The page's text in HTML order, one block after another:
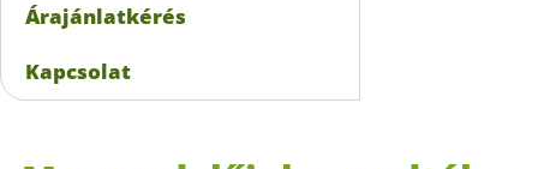
Árajánlatkérés
Kapcsolat